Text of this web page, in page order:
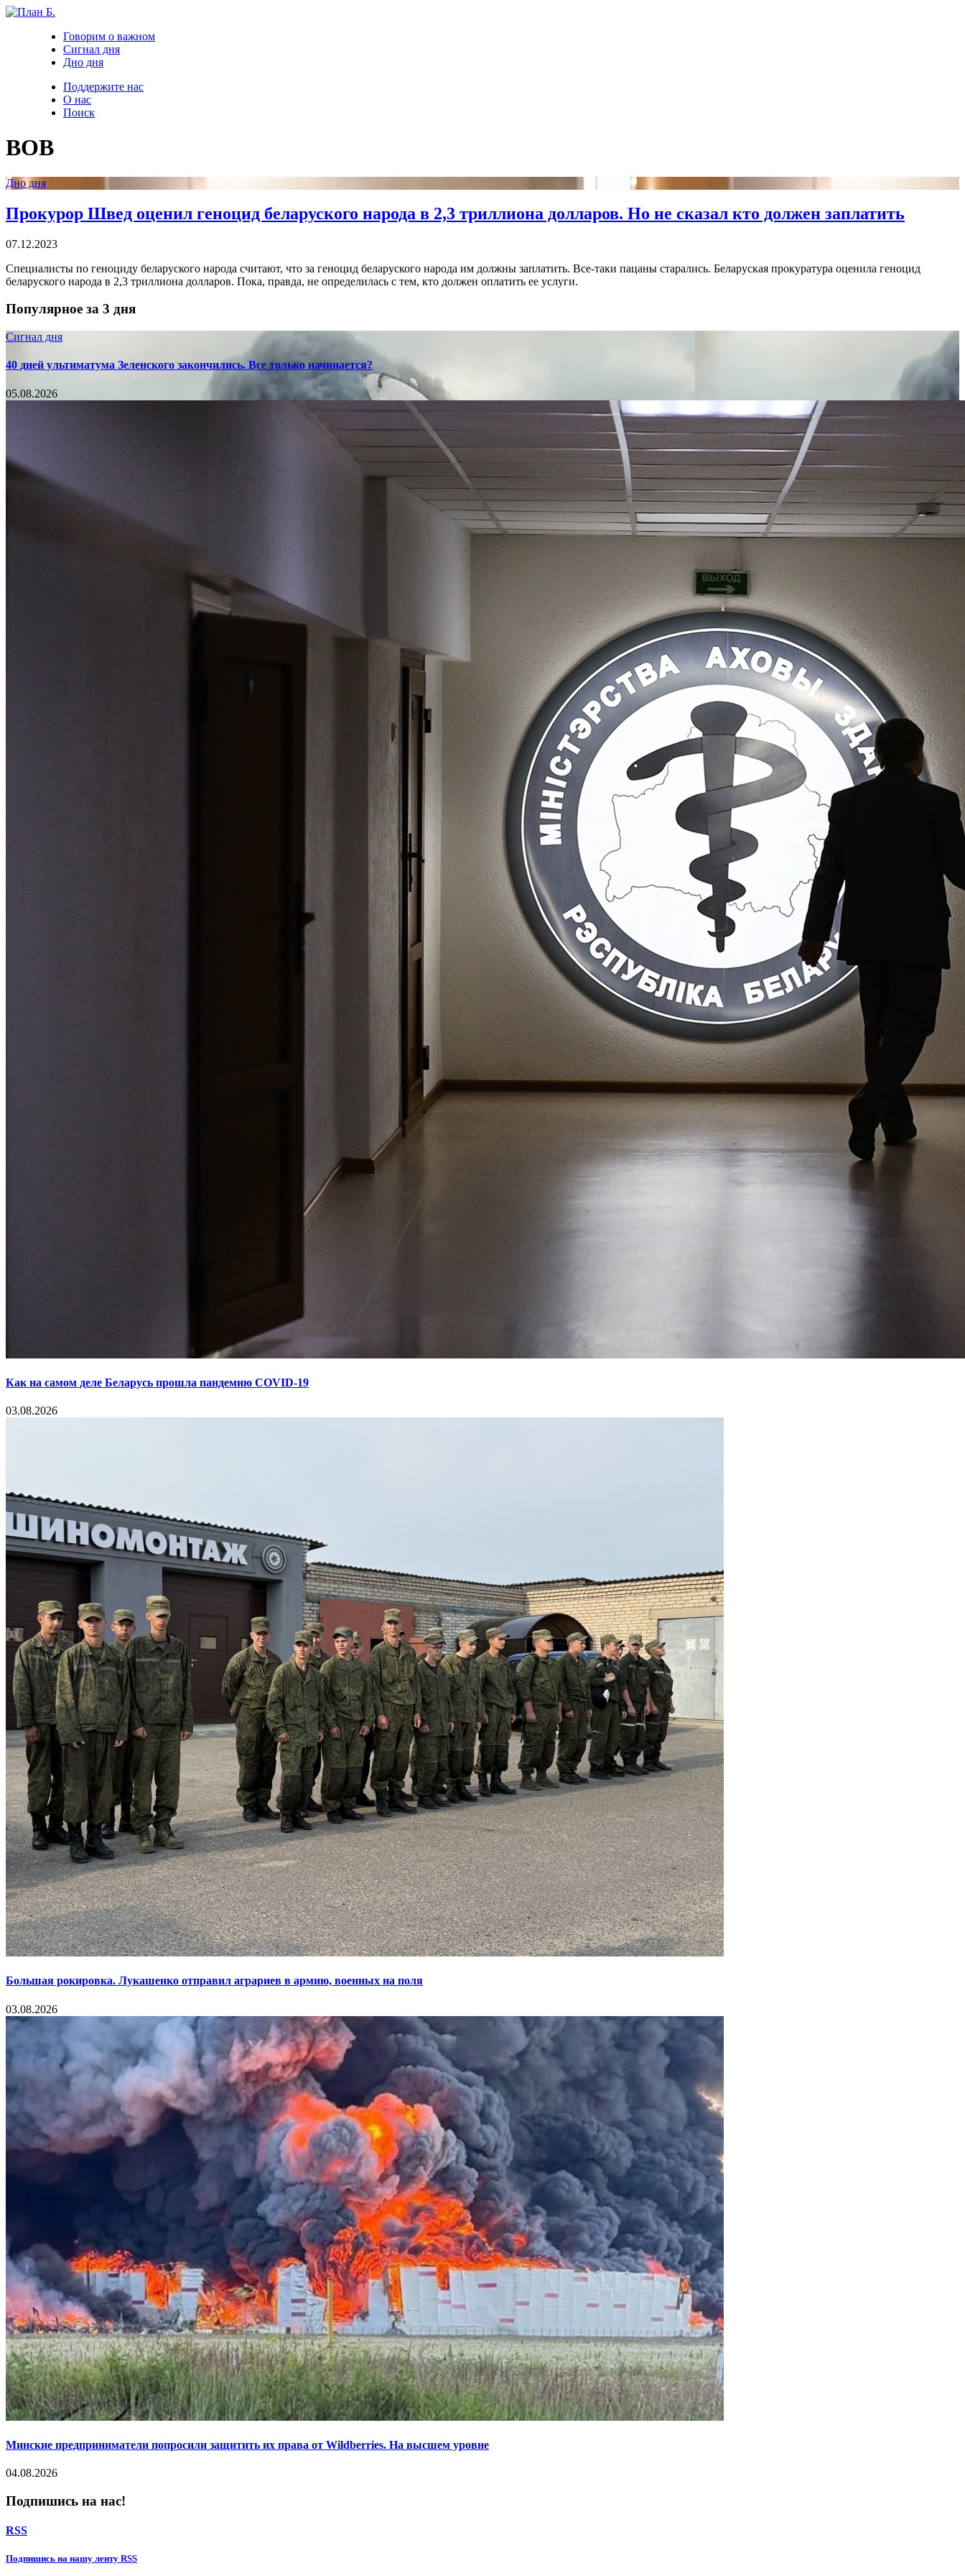
Говорим о важном
Сигнал дня
Дно дня
Поддержите нас
О нас
Поиск
ВОВ
Дно дня
Прокурор Швед оценил геноцид беларуского народа в 2,3 триллиона долларов. Но не сказал кто должен заплатить
07.12.2023
Специалисты по геноциду беларуского народа считают, что за геноцид беларуского народа им должны заплатить. Все-таки пацаны старались. Беларуская прокуратура оценила геноцид
беларуского народа в 2,3 триллиона долларов. Пока, правда, не определилась с тем, кто должен оплатить ее услуги.
Популярное за 3 дня
Сигнал дня
40 дней ультиматума Зеленского закончились. Все только начинается?
05.08.2026
Как на самом деле Беларусь прошла пандемию COVID-19
03.08.2026
Большая рокировка. Лукашенко отправил аграриев в армию, военных на поля
03.08.2026
Минские предприниматели попросили защитить их права от Wildberries. На высшем уровне
04.08.2026
Подпишись на нас!
RSS
Подпишиcь на нашу ленту RSS